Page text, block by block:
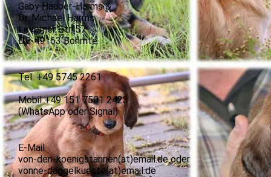
Gaby Hauber-Harms &
Dr. Michael Harms
Leverner Str. 57
DE-49163 Bohmte
Tel. +49 5745 2261
Mobil +49 151 7501 2423
(WhatsApp oder Signal)
E-Mail
von-den-koenigstannen(at)email.de oder
vonne-daggelkueste(at)email.de